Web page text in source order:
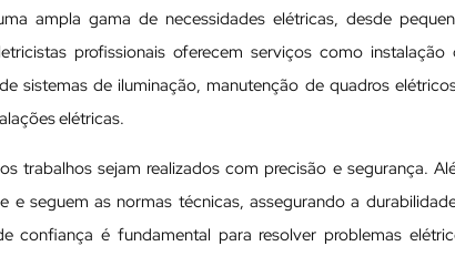
ampla gama de necessidades elétricas, desde
profissionais oferecem serviços como instalação
sistemas de iluminação, manutenção de quadros
elétricas.
trabalhos sejam realizados com precisão e segurança.
e seguem as normas técnicas, assegurando a
confiança é fundamental para resolver problemas